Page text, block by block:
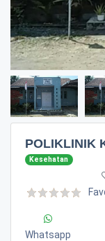
POLIKLINIK
Kesehatan
Whatsapp